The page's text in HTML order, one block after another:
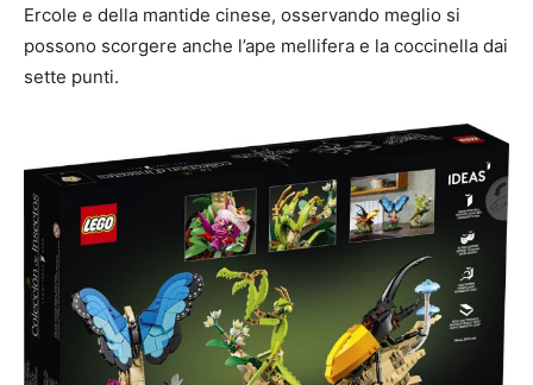
Ercole e della mantide cinese, osservando meglio si
possono scorgere anche l’ape mellifera e la coccinella dai
sette punti.